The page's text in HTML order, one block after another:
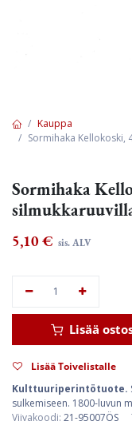
Kauppa
Sormihaka Kellokoski,
Sormihaka
5,10 € sis. ALV
Lisää
Lisää Toivelistalle
Kulttuuriperintötuote.
sulkemiseen. 1800-luvun
Viivakoodi: 21-95007ÖS